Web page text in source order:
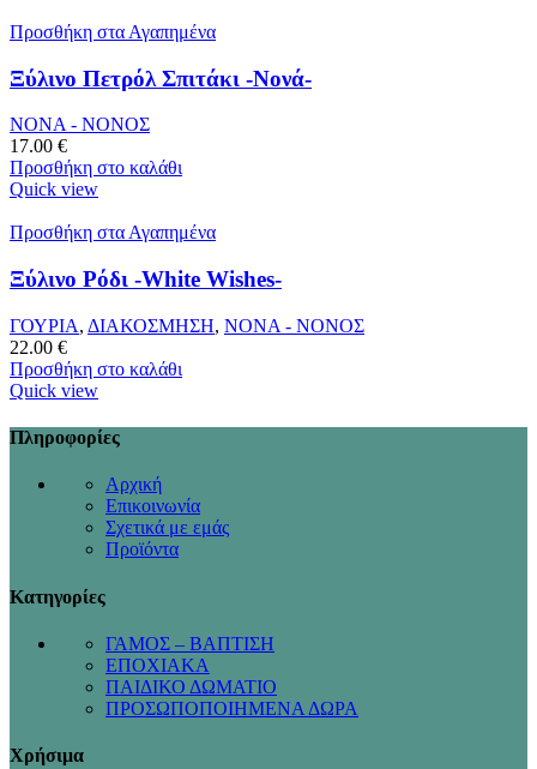
Προσθήκη στα Αγαπημένα
Ξύλινο Πετρόλ Σπιτάκι -Νονά-
ΝΟΝΑ - ΝΟΝΟΣ
17.00 €
Προσθήκη στο καλάθι
Quick view
Προσθήκη στα Αγαπημένα
Ξύλινο Ρόδι -White Wishes-
ΓΟΥΡΙΑ, ΔΙΑΚΟΣΜΗΣΗ, ΝΟΝΑ - ΝΟΝΟΣ
22.00 €
Προσθήκη στο καλάθι
Quick view
Πληροφορίες
Αρχική
Επικοινωνία
Σχετικά με εμάς
Προϊόντα
Κατηγορίες
ΓΑΜΟΣ – ΒΑΠΤΙΣΗ
ΕΠΟΧΙΑΚΑ
ΠΑΙΔΙΚΟ ΔΩΜΑΤΙΟ
ΠΡΟΣΩΠΟΠΟΙΗΜΕΝΑ ΔΩΡΑ
Χρήσιμα